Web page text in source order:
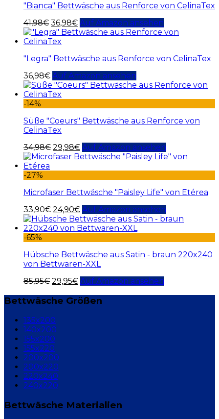
"Bianca" Bettwäsche aus Renforce von CelinaTex
41,98€ 36,98€ Auf Amazon ansehen
"Legra" Bettwäsche aus Renforce von CelinaTex
36,98€ Auf Amazon ansehen
-14%
Süße "Coeurs" Bettwäsche aus Renforce von
CelinaTex
34,98€ 29,98€ Auf Amazon ansehen
-27%
Microfaser Bettwäsche "Paisley Life" von Etérea
33,90€ 24,90€ Auf Amazon ansehen
-65%
Hübsche Bettwäsche aus Satin - braun 220x240
von Bettwaren-XXL
85,95€ 29,95€ Auf Amazon ansehen
Bettwäsche Größen
135x200
140x200
155x200
155x220
200x200
200x220
220x240
240x220
Bettwäsche Materialien